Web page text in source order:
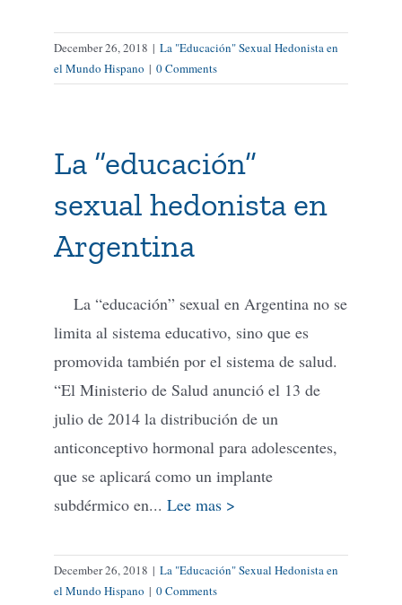
December 26, 2018 | La "Educación" Sexual Hedonista en
el Mundo Hispano | 0 Comments
La “educación”
sexual hedonista en
Argentina
La “educación” sexual en Argentina no se
limita al sistema educativo, sino que es
promovida también por el sistema de salud.
“El Ministerio de Salud anunció el 13 de
julio de 2014 la distribución de un
anticonceptivo hormonal para adolescentes,
que se aplicará como un implante
subdérmico en... Lee mas >
December 26, 2018 | La "Educación" Sexual Hedonista en
el Mundo Hispano | 0 Comments